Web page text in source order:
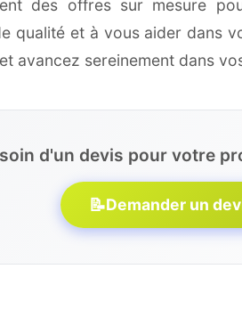
des offres sur mesure
qualité et à vous aider dans
avancez sereinement dans
d'un devis pour votre
📝Demander un